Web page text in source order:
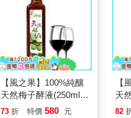
【風之果】100%純釀
天然梅子酵液(250ml/
瓶)
73 折 特價 580 元
【
天
82